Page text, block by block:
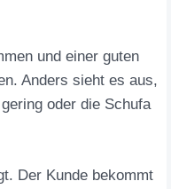
und einer guten
Anders sieht es aus,
oder die Schufa
Der Kunde bekommt